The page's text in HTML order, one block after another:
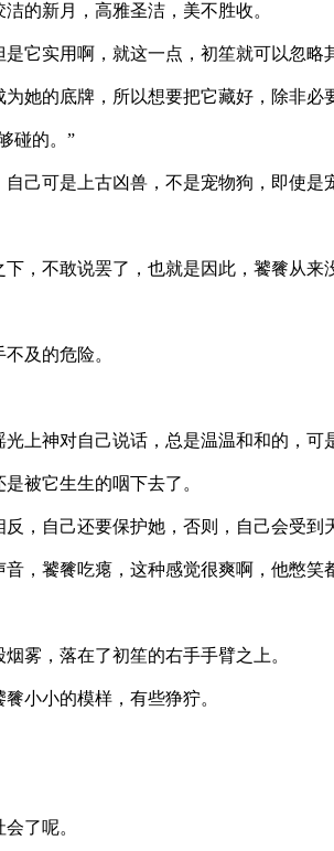
新月，高雅圣洁，美不胜收。
用啊，就这一点，初笙就可以忽略其
底牌，所以想要把它藏好，除非必要
碰的。”
是上古凶兽，不是宠物狗，即使是宠
敢说罢了，也就是因此，饕餮从来没
及的危险。
神对自己说话，总是温温和和的，可
它生生的咽下去了。
己还要保护她，否则，自己会受到天
餮吃瘪，这种感觉很爽啊，他憋笑都
，落在了初笙的右手手臂之上。
小的模样，有些狰狞。
了呢。